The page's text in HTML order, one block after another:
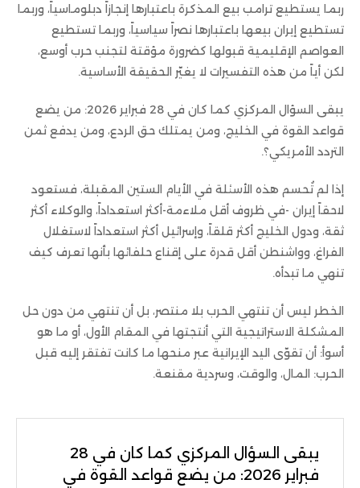
ربما يستطيع ترامب بيع المذكرة باعتبارها إنجازاً دبلوماسياً، وربما
تستطيع إيران بيعها باعتبارها نصراً سياسياً، وربما تستطيع
العواصم الإقليمية قبولها كضرورة مؤقتة لتجنب حرب أوسع،
لكن أياً من هذه التفسيرات لا يغيّر الحقيقة الأساسية.
يبقى السؤال المركزي كما كان في 28 فبراير 2026: من يضع
قواعد القوة في الخليج، ومن يمتلك حق الردع، ومن يدفع ثمن
التردد الأمريكي؟.
إذا لم تُحسم هذه الأسئلة في الأيام الستين المقبلة، فستعود
لاحقاً إيران -في ظروف أقل ملاءمة-أكثر استعداداً، والوكلاء أكثر
ثقة، ودول الخليج أكثر قلقاً، وإسرائيل أكثر استعداداً لاستغلال
الفراغ، وواشنطن أقل قدرة على إقناع حلفائها بأنها تعرف كيف
تنهي ما تبدأه.
الخطر ليس أن تنتهي الحرب بلا منتصر، بل أن تنتهي من دون حل
المشكلة الاستراتيجية التي أنتجتها في المقام الأول، أو ما هو
أسوأ: أن تقوّى اليد الإيرانية عبر منحها ما كانت تفتقر إليه قبل
الحرب: المال، والوقت، وسردية مقنعة.
يبقى السؤال المركزي كما كان في 28
فبراير 2026: من يضع قواعد القوة في